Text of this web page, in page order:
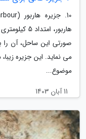
هاربور،
صورتی این ساحل، آن را
می نماید. این جزیره
موضوع...
11 آبان 1403